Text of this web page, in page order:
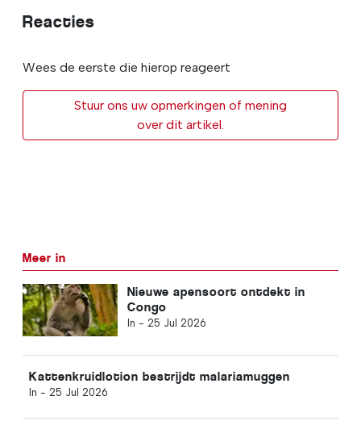
Reacties
Wees de eerste die hierop reageert
Stuur ons uw opmerkingen of mening
over dit artikel.
Meer in
Nieuwe apensoort ontdekt in
Congo
In - 25 Jul 2026
Kattenkruidlotion bestrijdt malariamuggen
In - 25 Jul 2026